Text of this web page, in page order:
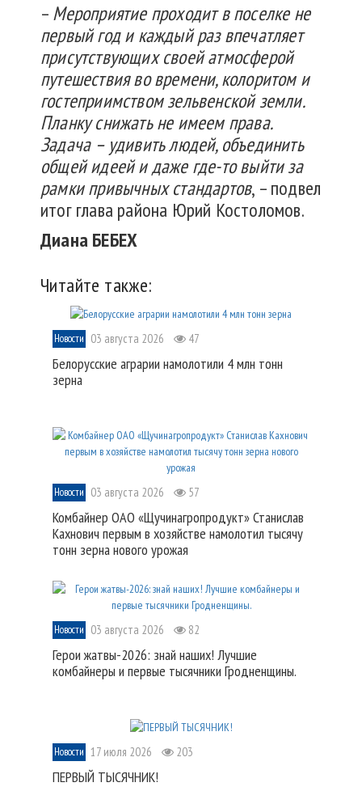
–Мероприятие проходит в поселке не
первый год и каждый раз впечатляет
присутствующих своей атмосферой
путешествия во времени, колоритом и
гостеприимством зельвенской земли.
Планку снижать не имеем права.
Задача – удивить людей, объединить
общей идеей и даже где-то выйти за
рамки привычных стандартов, – подвел
итог глава района Юрий Костоломов.
Диана БЕБЕХ
Читайте также:
Новости 03 августа 2026 47
Белорусские аграрии намолотили 4 млн тонн
зерна
Новости 03 августа 2026 57
Комбайнер ОАО «Щучинагропродукт» Станислав
Кахнович первым в хозяйстве намолотил тысячу
тонн зерна нового урожая
Новости 03 августа 2026 82
Герои жатвы-2026: знай наших! Лучшие
комбайнеры и первые тысячники Гродненщины.
Новости 17 июля 2026 203
ПЕРВЫЙ ТЫСЯЧНИК!